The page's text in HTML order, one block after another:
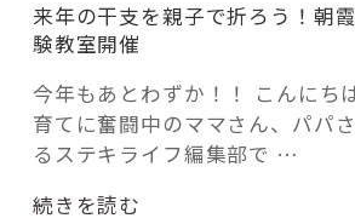
「モノ」
fleXe
「ひと」
来年の干支を親子で折ろう！朝
験教室開催
今年もあとわずか！！ こんにち
育てに奮闘中のママさん、パパ
るステキライフ編集部で …
“来
続きを読む